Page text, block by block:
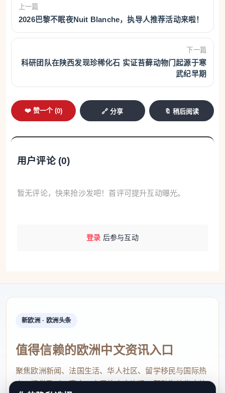
上一篇
2026巴黎不眠夜Nuit Blanche，执导人推荐活动来啦！
下一篇
科研团队在陕西发现珍稀化石 实证苔藓动物门起源于寒
武纪早期
❤️ 赞一个 (0) 🔗 分享 🔖 稍后阅读
用户评论 (0)
暂无评论，快来抢沙发吧！首评可提升互动曝光。
登录 后参与互动
新欧洲 · 欧洲头条
值得信赖的欧洲中文资讯入口
聚焦欧洲新闻、法国生活、华人社区、留学移民与国际热
点，提供及时、真实、实用的中文资讯，帮助海外华人快